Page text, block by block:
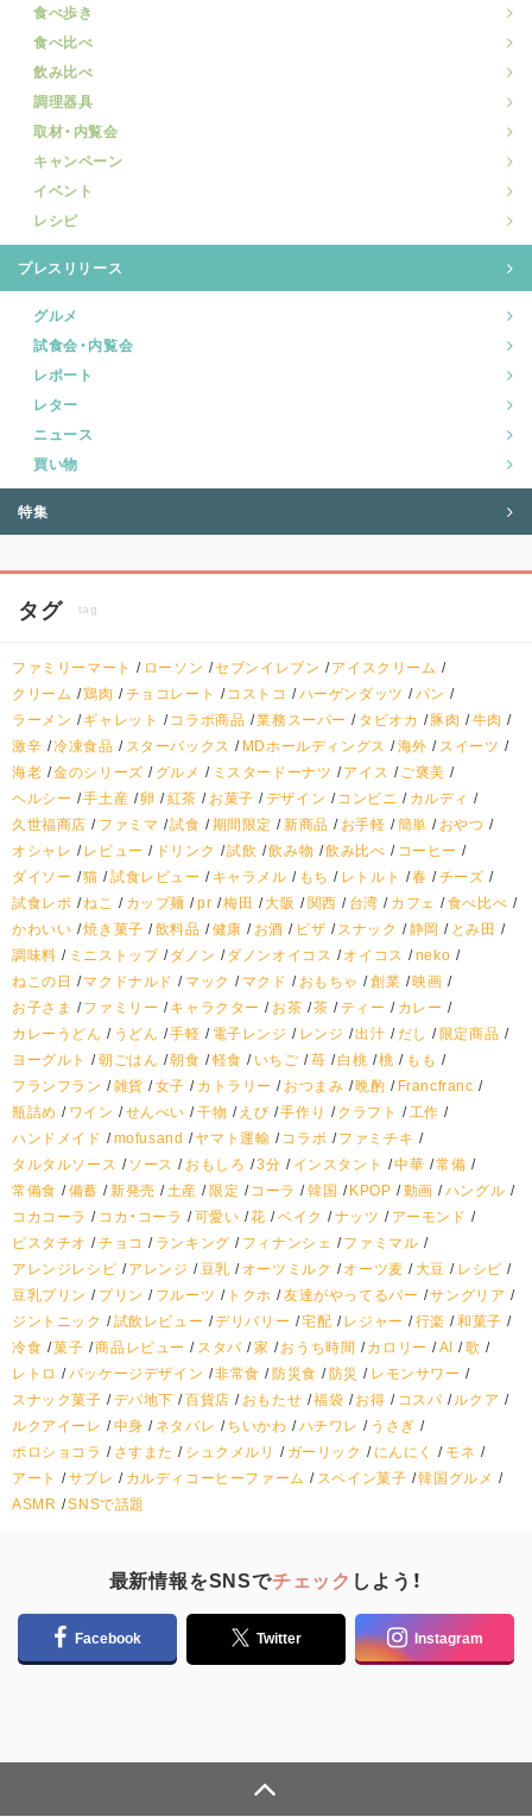
食べ歩き
食べ比べ
飲み比べ
調理器具
取材・内覧会
キャンペーン
イベント
レシピ
プレスリリース
グルメ
試食会・内覧会
レポート
レター
ニュース
買い物
特集
タグ tag
ファミリーマート ローソン セブンイレブン
アイスクリーム
クリーム
鶏肉 チョコレート コストコ ハーゲンダッツ
パン
ラーメン
ギャレット コラボ商品 業務スーパー タピオカ 豚肉
牛肉
激辛 冷凍食品 スターバックス MDホールディングス 海外
スイーツ
海老 金のシリーズ グルメ ミスタードーナツ アイス
ご褒美
ヘルシー
手土産 卵 紅茶 お菓子 デザイン コンビニ
カルディ
久世福商店
ファミマ 試食 期間限定 新商品 お手軽 簡単
おやつ
オシャレ
レビュー ドリンク 試飲 飲み物 飲み比べ
コーヒー
ダイソー
猫 試食レビュー キャラメル もち レトルト 春
チーズ
試食レポ
ねこ カップ麺 pr 梅田 大阪 関西 台湾 カフェ
食べ比べ
かわいい 焼き菓子 飲料品 健康 お酒 ピザ スナック 静岡
とみ田
調味料
ミニストップ ダノン ダノンオイコス オイコス
neko
ねこの日
マクドナルド マック マクド おもちゃ 創業 映画
お子さま
ファミリー キャラクター お茶 茶 ティー
カレー
カレーうどん
うどん 手軽 電子レンジ レンジ 出汁 だし
限定商品
ヨーグルト
朝ごはん 朝食 軽食 いちご 苺 白桃 桃
もも
フランフラン
雑貨 女子 カトラリー おつまみ 晩酌
Francfranc
瓶詰め
ワイン せんべい 干物 えび 手作り クラフト
工作
ハンドメイド
mofusand ヤマト運輸 コラボ
ファミチキ
タルタルソース
ソース おもしろ 3分 インスタント 中華 常備
常備食
備蓄 新発売 土産 限定 コーラ 韓国 KPOP 動画
ハングル
コカコーラ
コカ・コーラ 可愛い 花 ベイク ナッツ
アーモンド
ピスタチオ
チョコ ランキング フィナンシェ
ファミマル
アレンジレシピ
アレンジ 豆乳 オーツミルク オーツ麦 大豆
レシピ
豆乳プリン
プリン フルーツ トクホ 友達がやってるバー
サングリア
ジントニック
試飲レビュー デリバリー 宅配 レジャー 行楽
和菓子
冷食 菓子 商品レビュー スタバ 家 おうち時間 カロリー AI
歌
レトロ
パッケージデザイン 非常食 防災食 防災
レモンサワー
スナック菓子
デパ地下 百貨店 おもたせ 福袋 お得 コスパ
ルクア
ルクアイーレ
中身 ネタバレ ちいかわ ハチワレ
うさぎ
ポロショコラ
さすまた シュクメルリ ガーリック にんにく
モネ
アート
サブレ カルディコーヒーファーム スペイン菓子 韓国グルメ
ASMR
SNSで話題
最新情報をSNSでチェック しよう！
Facebook Twitter Instagram